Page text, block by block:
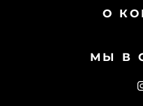
О
МЫ В